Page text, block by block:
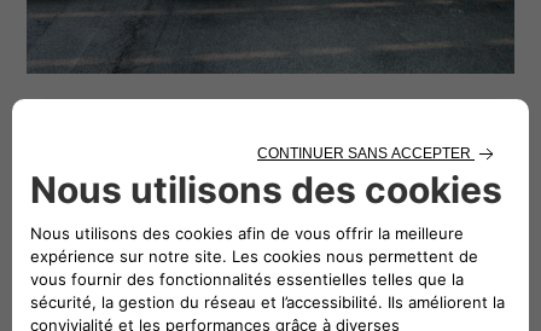
La technologie
Ce projet est lepremier projet
commercial bidirectionnel
centralisé à grande échelle de ce
type, et ce grâce à la technologie
innovante appliquée à son matériel,